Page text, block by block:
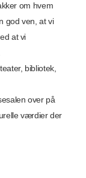
om hvem
god ven, at vi
at vi
bibliotek,
over på
værdier der